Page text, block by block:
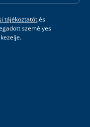
tájékoztatót,és
személyes